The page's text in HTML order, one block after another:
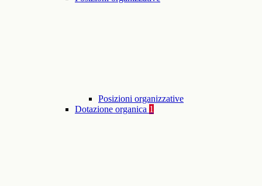
Posizioni organizzative
Dotazione organica 1